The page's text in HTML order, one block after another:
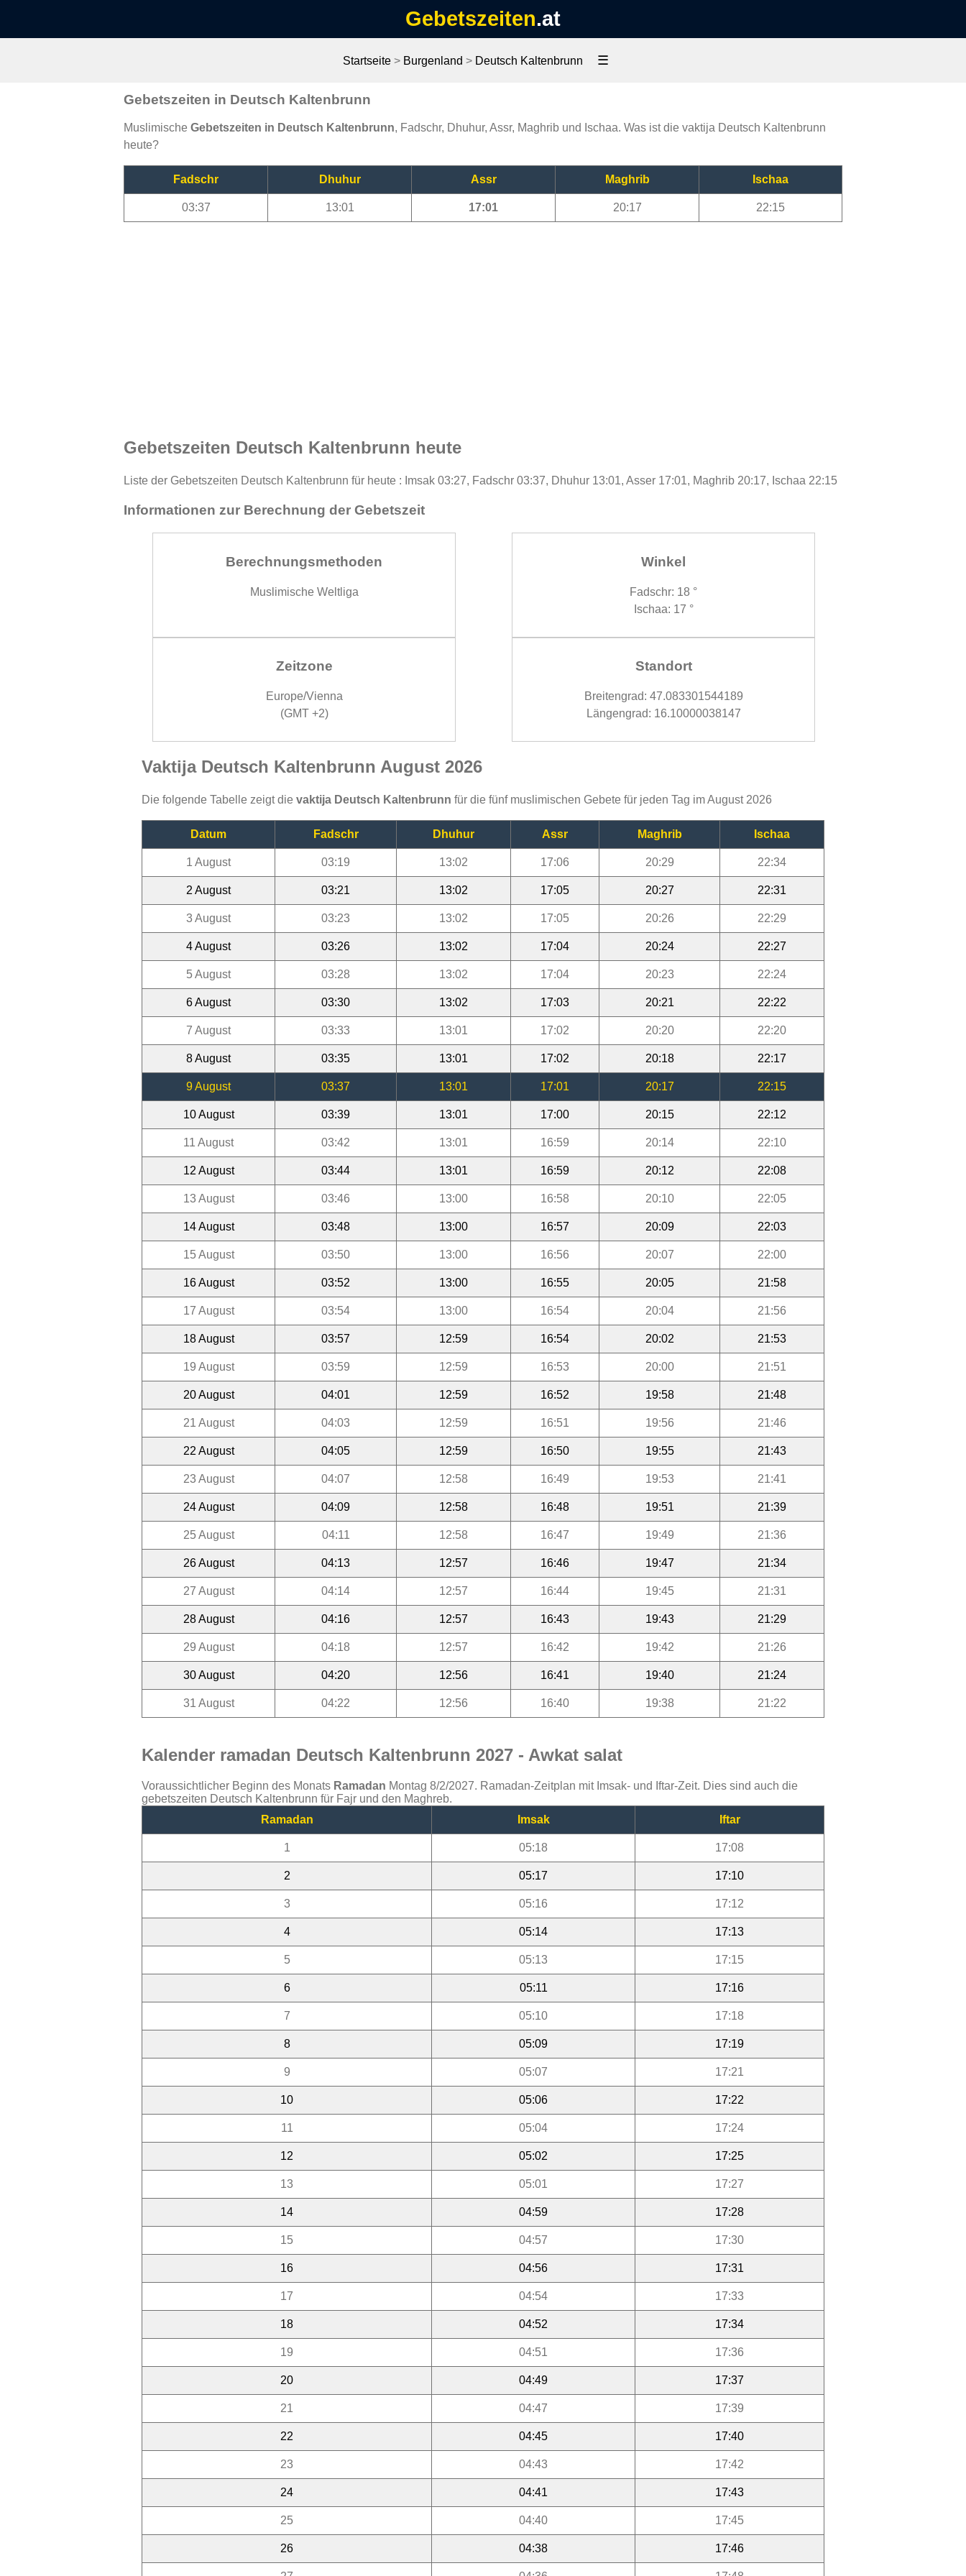
Gebetszeiten.at
Startseite > Burgenland > Deutsch Kaltenbrunn ☰
Gebetszeiten in Deutsch Kaltenbrunn
Muslimische Gebetszeiten in Deutsch Kaltenbrunn, Fadschr, Dhuhur, Assr, Maghrib und Ischaa. Was ist die vaktija Deutsch Kaltenbrunn
heute?
Fadschr Dhuhur Assr Maghrib Ischaa
03:37 13:01 17:01 20:17 22:15
Gebetszeiten Deutsch Kaltenbrunn heute
Liste der Gebetszeiten Deutsch Kaltenbrunn für heute : Imsak 03:27, Fadschr 03:37, Dhuhur 13:01, Asser 17:01, Maghrib 20:17, Ischaa 22:15
Informationen zur Berechnung der Gebetszeit
Berechnungsmethoden
Muslimische Weltliga
Winkel
Fadschr: 18 °
Ischaa: 17 °
Zeitzone
Europe/Vienna
(GMT +2)
Standort
Breitengrad: 47.083301544189
Längengrad: 16.10000038147
Vaktija Deutsch Kaltenbrunn August 2026
Die folgende Tabelle zeigt die vaktija Deutsch Kaltenbrunn für die fünf muslimischen Gebete für jeden Tag im August 2026
Datum Fadschr Dhuhur Assr Maghrib Ischaa
1 August 03:19 13:02 17:06 20:29 22:34
2 August 03:21 13:02 17:05 20:27 22:31
3 August 03:23 13:02 17:05 20:26 22:29
4 August 03:26 13:02 17:04 20:24 22:27
5 August 03:28 13:02 17:04 20:23 22:24
6 August 03:30 13:02 17:03 20:21 22:22
7 August 03:33 13:01 17:02 20:20 22:20
8 August 03:35 13:01 17:02 20:18 22:17
9 August 03:37 13:01 17:01 20:17 22:15
10 August 03:39 13:01 17:00 20:15 22:12
11 August 03:42 13:01 16:59 20:14 22:10
12 August 03:44 13:01 16:59 20:12 22:08
13 August 03:46 13:00 16:58 20:10 22:05
14 August 03:48 13:00 16:57 20:09 22:03
15 August 03:50 13:00 16:56 20:07 22:00
16 August 03:52 13:00 16:55 20:05 21:58
17 August 03:54 13:00 16:54 20:04 21:56
18 August 03:57 12:59 16:54 20:02 21:53
19 August 03:59 12:59 16:53 20:00 21:51
20 August 04:01 12:59 16:52 19:58 21:48
21 August 04:03 12:59 16:51 19:56 21:46
22 August 04:05 12:59 16:50 19:55 21:43
23 August 04:07 12:58 16:49 19:53 21:41
24 August 04:09 12:58 16:48 19:51 21:39
25 August 04:11 12:58 16:47 19:49 21:36
26 August 04:13 12:57 16:46 19:47 21:34
27 August 04:14 12:57 16:44 19:45 21:31
28 August 04:16 12:57 16:43 19:43 21:29
29 August 04:18 12:57 16:42 19:42 21:26
30 August 04:20 12:56 16:41 19:40 21:24
31 August 04:22 12:56 16:40 19:38 21:22
Kalender ramadan Deutsch Kaltenbrunn 2027 - Awkat salat
Voraussichtlicher Beginn des Monats Ramadan Montag 8/2/2027. Ramadan-Zeitplan mit Imsak- und Iftar-Zeit. Dies sind auch die
gebetszeiten Deutsch Kaltenbrunn für Fajr und den Maghreb.
Ramadan
Imsak Iftar
1 05:18 17:08
2 05:17 17:10
3 05:16 17:12
4 05:14 17:13
5 05:13 17:15
6 05:11 17:16
7 05:10 17:18
8 05:09 17:19
9 05:07 17:21
10 05:06 17:22
11 05:04 17:24
12 05:02 17:25
13 05:01 17:27
14 04:59 17:28
15 04:57 17:30
16 04:56 17:31
17 04:54 17:33
18 04:52 17:34
19 04:51 17:36
20 04:49 17:37
21 04:47 17:39
22 04:45 17:40
23 04:43 17:42
24 04:41 17:43
25 04:40 17:45
26 04:38 17:46